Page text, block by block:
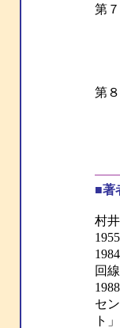
第
ど
ふ
コ
第
不
エ
コ
■著
村
回
セ
ト